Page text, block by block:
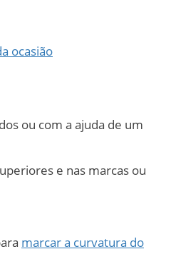
ocasião
ou com a ajuda de um
e nas marcas ou
marcar a curvatura do